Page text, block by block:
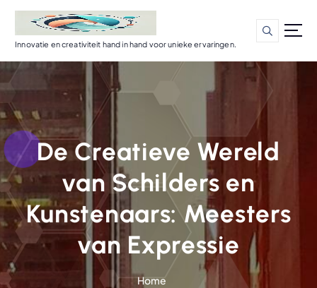
r
d
e
n
o
u
d
Innovatie en creativiteit hand in hand voor unieke ervaringen.
De Creatieve Wereld
van Schilders en
Kunstenaars: Meesters
van Expressie
Home